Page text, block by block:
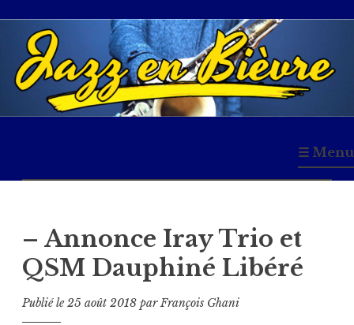
Accéder
contenu
principal
☰ Menu
– Annonce Iray Trio et
QSM Dauphiné Libéré
Publié le25 août 2018 parFrançois Ghani